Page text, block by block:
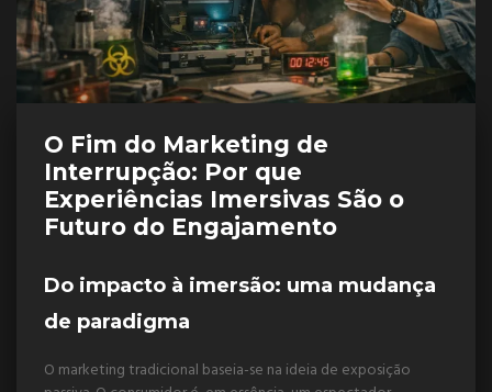
O Fim do Marketing de
Interrupção: Por que
Experiências Imersivas São o
Futuro do Engajamento
Do impacto à imersão: uma mudança
de paradigma
O marketing tradicional baseia-se na ideia de exposição